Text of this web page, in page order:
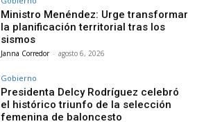
Ministro Menéndez: Urge transformar
la planificación territorial tras los
sismos
Janna Corredor - agosto 6, 2026
Gobierno
Presidenta Delcy Rodríguez celebró
el histórico triunfo de la selección
femenina de baloncesto